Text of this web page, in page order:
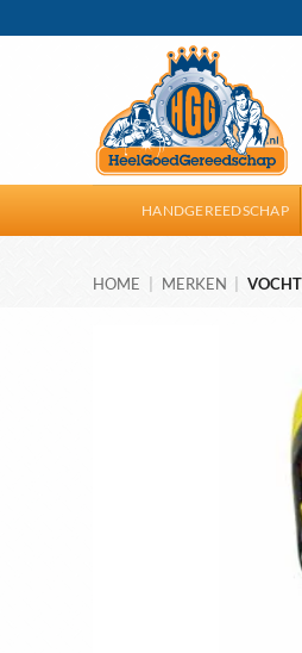
naar
HANDGEREEDSCHAP
HOME | MERKEN |